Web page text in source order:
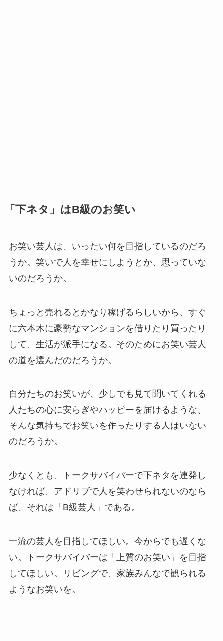
「下ネタ」はB級のお笑い
お笑い芸人は、いったい何を目指しているのだろ
うか。笑いで人を幸せにしようとか、思っていな
いのだろうか。
ちょっと売れるとかなり稼げるらしいから、すぐ
に六本木に豪勢なマンションを借りたり買ったり
して、生活が派手になる。そのためにお笑い芸人
の道を選んだのだろうか。
自分たちのお笑いが、少しでも見て聞いてくれる
人たちの心に安らぎやハッピーを届けるような、
そんな気持ちでお笑いを作ったりする人はいない
のだろうか。
少なくとも、トークサバイバーで下ネタを連発し
なければ、アドリブで人を笑わせられないのなら
ば、それは「B級芸人」である。
一流の芸人を目指してほしい。今からでも遅くな
い。トークサバイバーは「上質のお笑い」を目指
してほしい。リビングで、家族みんなで観られる
ようなお笑いを。